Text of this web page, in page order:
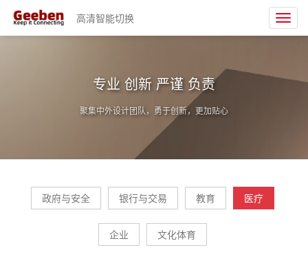
高清智能切换
专业 创新 严谨 负责
聚集中外设计团队，勇于创新，更加贴心
政府与安全 银行与交易 教育 医疗
企业 文化体育